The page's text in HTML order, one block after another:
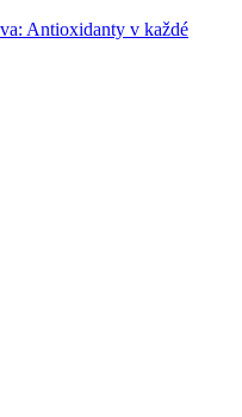
Antioxidanty v každé